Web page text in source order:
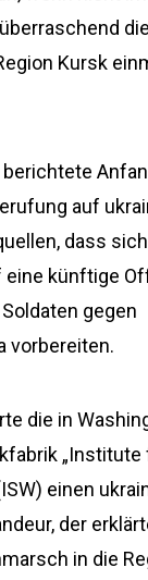
Kursk
auf
dass
eine künftige
gegen
vorbereiten.
die in
„Institute
einen
der
in die